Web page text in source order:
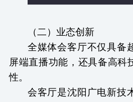
（二） 业态创新
全媒体会客厅不仅具备
屏端直播功能，还具备高科
性。
会客厅是沈阳广电新技